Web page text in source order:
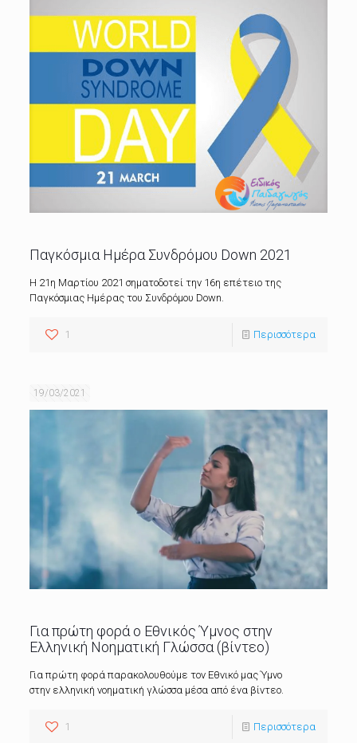
Παγκόσμια Ημέρα Συνδρόμου Down 2021
Η 21η Μαρτίου 2021 σηματοδοτεί την 16η επέτειο της
Παγκόσμιας Ημέρας του Συνδρόμου Down.
1 Περισσότερα
19/03/2021
Για πρώτη φορά ο Εθνικός Ύμνος στην
Ελληνική Νοηματική Γλώσσα (βίντεο)
Για πρώτη φορά παρακολουθούμε τον Εθνικό μας Ύμνο
στην ελληνική νοηματική γλώσσα μέσα από ένα βίντεο.
1 Περισσότερα